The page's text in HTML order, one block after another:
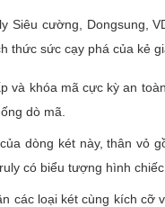
Siêu cường, Dongsung,
thức sức cạy phá của kẻ
và khóa mã cực kỳ an
dò mã.
dòng két này, thân vỏ
có biểu tượng hình
các loại két cùng kích